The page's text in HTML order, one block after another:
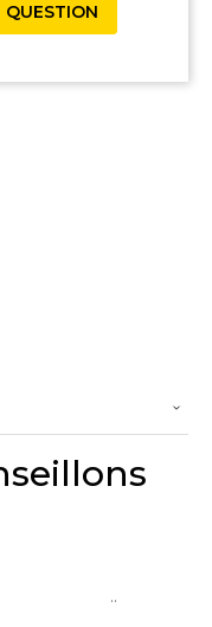
QUESTION
..